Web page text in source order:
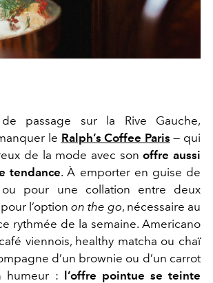
passage sur la Rive Gauche,
le Ralph’s Coffee Paris — qui
de la mode avec sonoffre aussi
tendance. À emporter en guise de
ou pour une collation entre deux
l’option on the go, nécessaire au
rythmée de la semaine. Americano
viennois, healthy matcha ou chaï
d’un brownie ou d’un carrot
humeur : l’offre pointue se teinte